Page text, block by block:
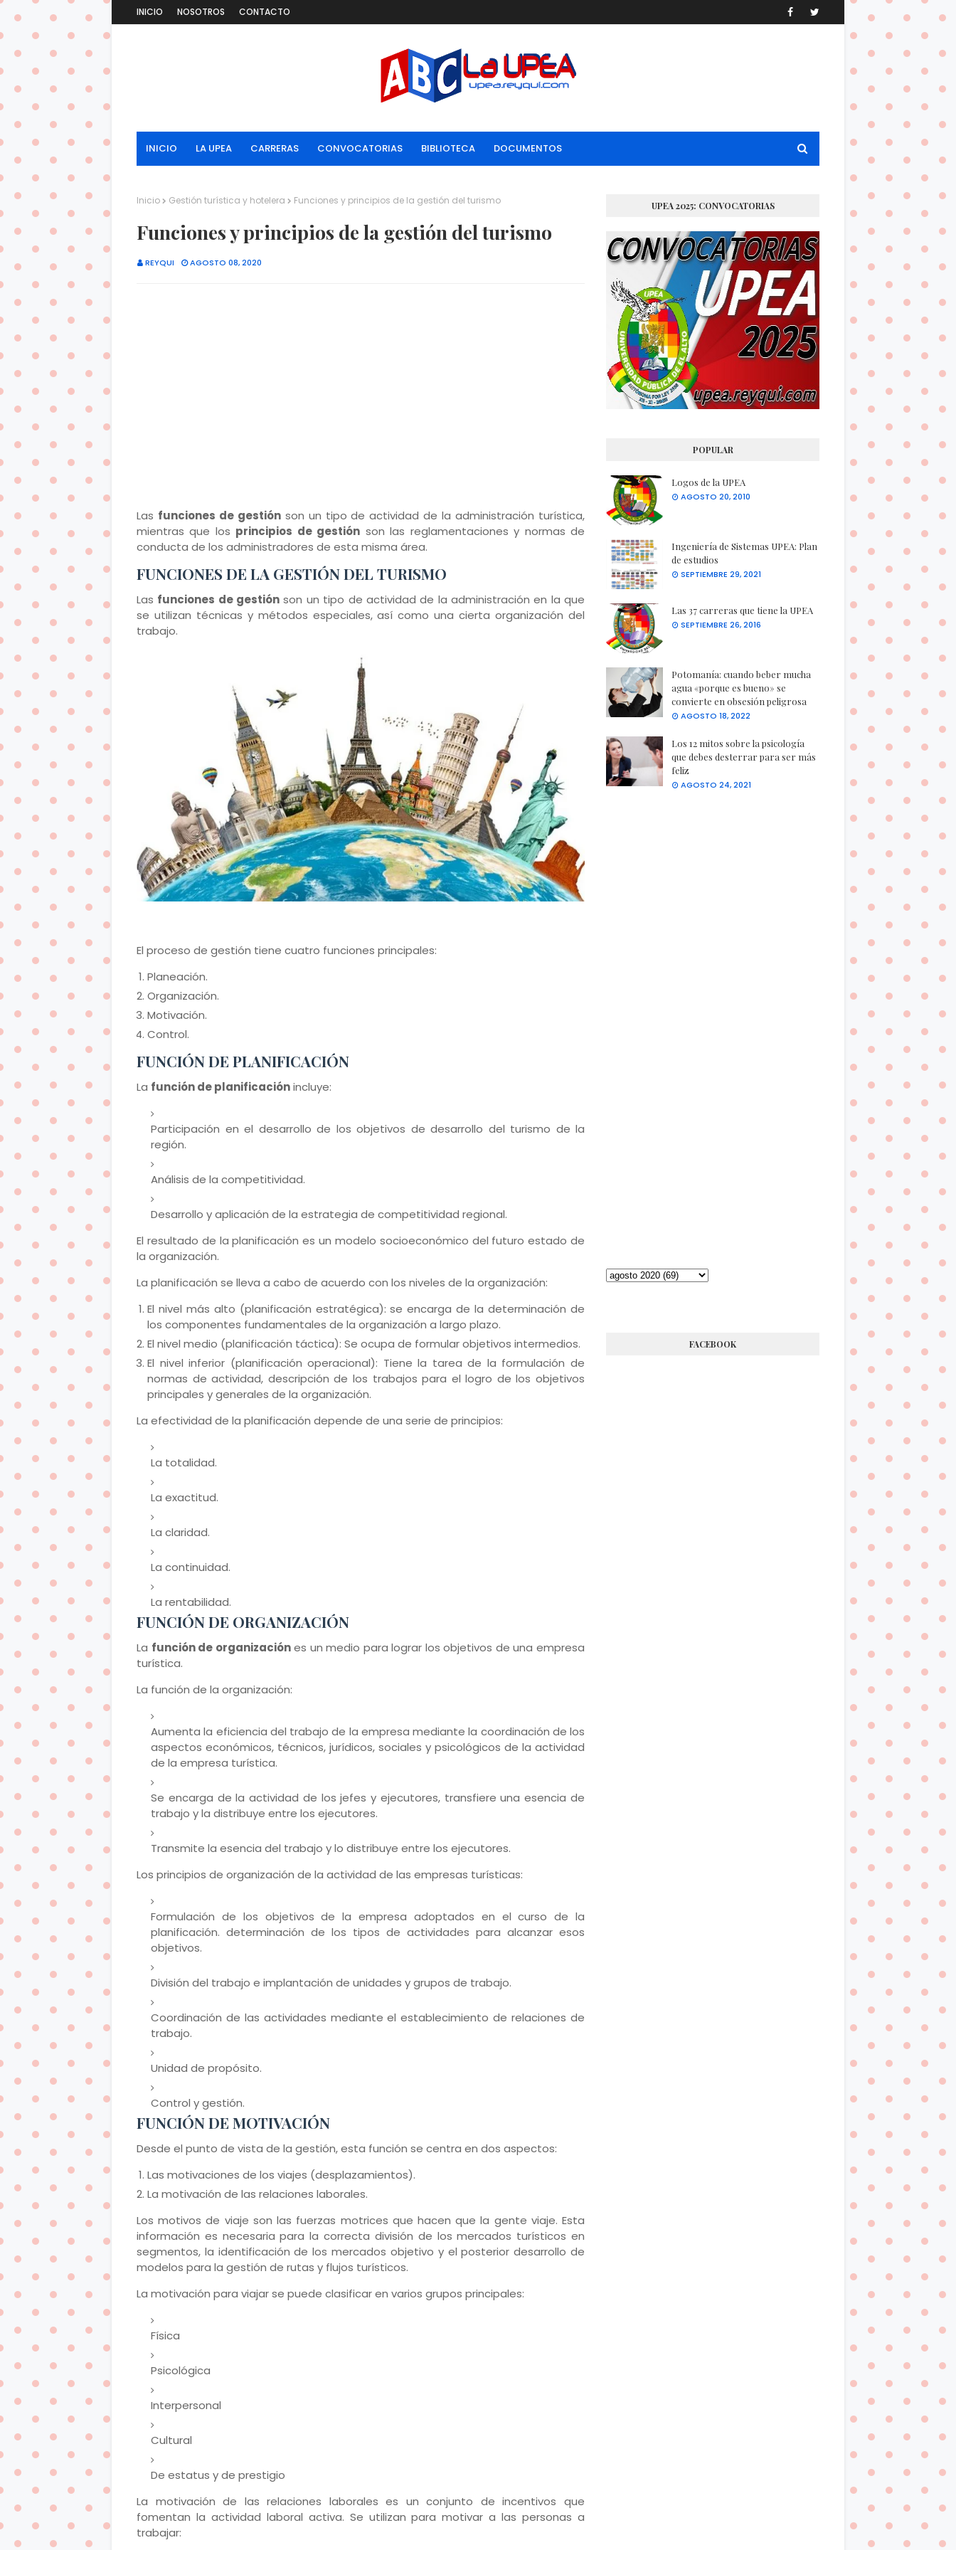
INICIO NOSOTROS CONTACTO
INICIO LA UPEA CARRERAS CONVOCATORIAS BIBLIOTECA DOCUMENTOS
Inicio Gestión turística y hotelera Funciones y principios de la gestión del turismo
Funciones y principios de la gestión del turismo
REYQUI AGOSTO 08, 2020
Las funciones de gestiónson un tipo de actividad de la administración turística,
mientras que los principios de gestión son las reglamentaciones y normas de
conducta de los administradores de esta misma área.
FUNCIONES DE LA GESTIÓN DEL TURISMO
Las funciones de gestión son un tipo de actividad de la administración en la que
se utilizan técnicas y métodos especiales, así como una cierta organización del
trabajo.
El proceso de gestión tiene cuatro funciones principales:
Planeación.
Organización.
Motivación.
Control.
FUNCIÓN DE PLANIFICACIÓN
La función de planificaciónincluye:
Participación en el desarrollo de los objetivos de desarrollo del turismo de la
región.
Análisis de la competitividad.
Desarrollo y aplicación de la estrategia de competitividad regional.
El resultado de la planificación es un modelo socioeconómico del futuro estado de
la organización.
La planificación se lleva a cabo de acuerdo con los niveles de la organización:
El nivel más alto (planificación estratégica): se encarga de la determinación de
los componentes fundamentales de la organización a largo plazo.
El nivel medio (planificación táctica): Se ocupa de formular objetivos intermedios.
El nivel inferior (planificación operacional): Tiene la tarea de la formulación de
normas de actividad, descripción de los trabajos para el logro de los objetivos
principales y generales de la organización.
La efectividad de la planificación depende de una serie de principios:
La totalidad.
La exactitud.
La claridad.
La continuidad.
La rentabilidad.
FUNCIÓN DE ORGANIZACIÓN
La función de organizaciónes un medio para lograr los objetivos de una empresa
turística.
La función de la organización:
Aumenta la eficiencia del trabajo de la empresa mediante la coordinación de los
aspectos económicos, técnicos, jurídicos, sociales y psicológicos de la actividad
de la empresa turística.
Se encarga de la actividad de los jefes y ejecutores, transfiere una esencia de
trabajo y la distribuye entre los ejecutores.
Transmite la esencia del trabajo y lo distribuye entre los ejecutores.
Los principios de organización de la actividad de las empresas turísticas:
Formulación de los objetivos de la empresa adoptados en el curso de la
planificación. determinación de los tipos de actividades para alcanzar esos
objetivos.
División del trabajo e implantación de unidades y grupos de trabajo.
Coordinación de las actividades mediante el establecimiento de relaciones de
trabajo.
Unidad de propósito.
Control y gestión.
FUNCIÓN DE MOTIVACIÓN
Desde el punto de vista de la gestión, esta función se centra en dos aspectos:
Las motivaciones de los viajes (desplazamientos).
La motivación de las relaciones laborales.
Los motivos de viaje son las fuerzas motrices que hacen que la gente viaje. Esta
información es necesaria para la correcta división de los mercados turísticos en
segmentos, la identificación de los mercados objetivo y el posterior desarrollo de
modelos para la gestión de rutas y flujos turísticos.
La motivación para viajar se puede clasificar en varios grupos principales:
Física
Psicológica
Interpersonal
Cultural
De estatus y de prestigio
La motivación de las relaciones laborales es un conjunto de incentivos que
fomentan la actividad laboral activa. Se utilizan para motivar a las personas a
trabajar:
UPEA 2025: CONVOCATORIAS
POPULAR
Logos de la UPEA
AGOSTO 20, 2010
Ingeniería de Sistemas UPEA: Plan
de estudios
SEPTIEMBRE 29, 2021
Las 37 carreras que tiene la UPEA
SEPTIEMBRE 26, 2016
Potomanía: cuando beber mucha
agua «porque es bueno» se
convierte en obsesión peligrosa
AGOSTO 18, 2022
Los 12 mitos sobre la psicología
que debes desterrar para ser más
feliz
AGOSTO 24, 2021
FACEBOOK